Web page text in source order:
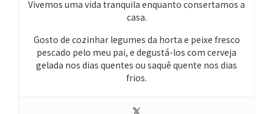
Vivemos uma vida tranquila enquanto consertamos a
casa.
Gosto de cozinhar legumes da horta e peixe fresco
pescado pelo meu pai, e degustá-los com cerveja
gelada nos dias quentes ou saquê quente nos dias
frios.